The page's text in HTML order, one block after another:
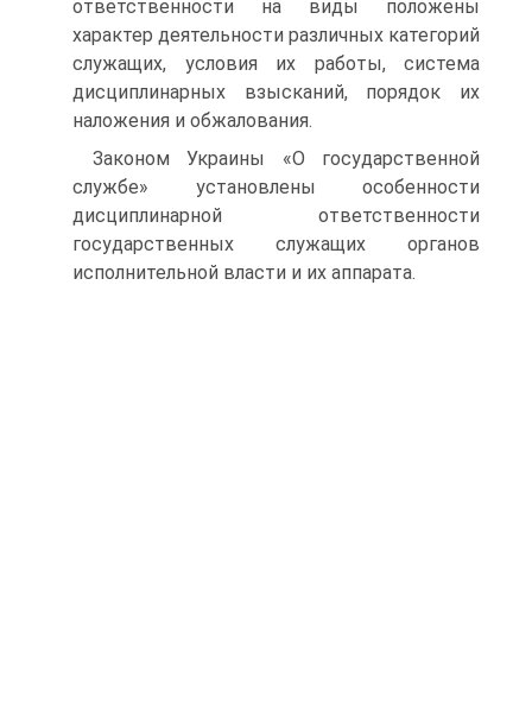
ответственности на виды положены
характер деятельности различных категорий
служащих, условия их работы, система
дисциплинарных взысканий, порядок их
наложения и обжалования.
Законом Украины «О государственной
службе» установлены особенности
дисциплинарной ответственности
государственных служащих органов
исполнительной власти и их аппарата.